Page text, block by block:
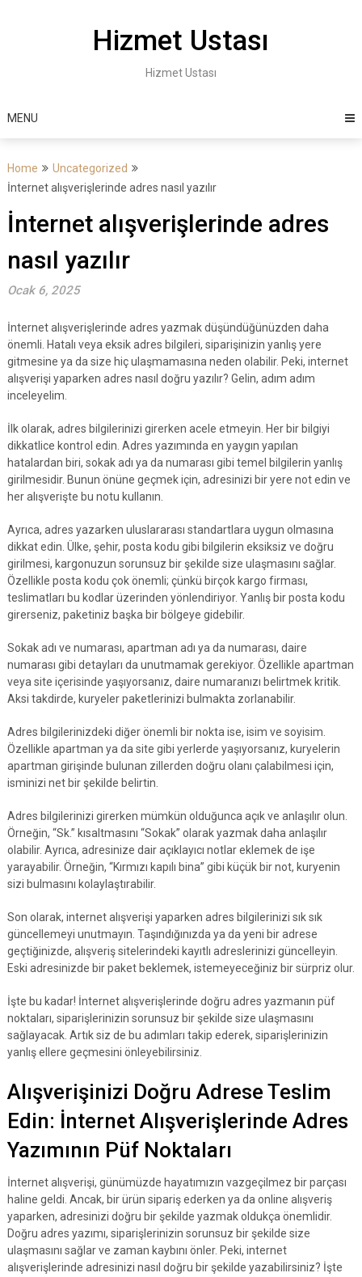
Hizmet Ustası
Hizmet Ustası
MENU
Home
Uncategorized
İnternet alışverişlerinde adres nasıl yazılır
İnternet alışverişlerinde adres
nasıl yazılır
Ocak 6, 2025
İnternet alışverişlerinde adres yazmak düşündüğünüzden daha
önemli. Hatalı veya eksik adres bilgileri, siparişinizin yanlış yere
gitmesine ya da size hiç ulaşmamasına neden olabilir. Peki, internet
alışverişi yaparken adres nasıl doğru yazılır? Gelin, adım adım
inceleyelim.
İlk olarak, adres bilgilerinizi girerken acele etmeyin. Her bir bilgiyi
dikkatlice kontrol edin. Adres yazımında en yaygın yapılan
hatalardan biri, sokak adı ya da numarası gibi temel bilgilerin yanlış
girilmesidir. Bunun önüne geçmek için, adresinizi bir yere not edin ve
her alışverişte bu notu kullanın.
Ayrıca, adres yazarken uluslararası standartlara uygun olmasına
dikkat edin. Ülke, şehir, posta kodu gibi bilgilerin eksiksiz ve doğru
girilmesi, kargonuzun sorunsuz bir şekilde size ulaşmasını sağlar.
Özellikle posta kodu çok önemli; çünkü birçok kargo firması,
teslimatları bu kodlar üzerinden yönlendiriyor. Yanlış bir posta kodu
girerseniz, paketiniz başka bir bölgeye gidebilir.
Sokak adı ve numarası, apartman adı ya da numarası, daire
numarası gibi detayları da unutmamak gerekiyor. Özellikle apartman
veya site içerisinde yaşıyorsanız, daire numaranızı belirtmek kritik.
Aksi takdirde, kuryeler paketlerinizi bulmakta zorlanabilir.
Adres bilgilerinizdeki diğer önemli bir nokta ise, isim ve soyisim.
Özellikle apartman ya da site gibi yerlerde yaşıyorsanız, kuryelerin
apartman girişinde bulunan zillerden doğru olanı çalabilmesi için,
isminizi net bir şekilde belirtin.
Adres bilgilerinizi girerken mümkün olduğunca açık ve anlaşılır olun.
Örneğin, “Sk.” kısaltmasını “Sokak” olarak yazmak daha anlaşılır
olabilir. Ayrıca, adresinize dair açıklayıcı notlar eklemek de işe
yarayabilir. Örneğin, “Kırmızı kapılı bina” gibi küçük bir not, kuryenin
sizi bulmasını kolaylaştırabilir.
Son olarak, internet alışverişi yaparken adres bilgilerinizi sık sık
güncellemeyi unutmayın. Taşındığınızda ya da yeni bir adrese
geçtiğinizde, alışveriş sitelerindeki kayıtlı adreslerinizi güncelleyin.
Eski adresinizde bir paket beklemek, istemeyeceğiniz bir sürpriz olur.
İşte bu kadar! İnternet alışverişlerinde doğru adres yazmanın püf
noktaları, siparişlerinizin sorunsuz bir şekilde size ulaşmasını
sağlayacak. Artık siz de bu adımları takip ederek, siparişlerinizin
yanlış ellere geçmesini önleyebilirsiniz.
Alışverişinizi Doğru Adrese Teslim
Edin: İnternet Alışverişlerinde Adres
Yazımının Püf Noktaları
İnternet alışverişi, günümüzde hayatımızın vazgeçilmez bir parçası
haline geldi. Ancak, bir ürün sipariş ederken ya da online alışveriş
yaparken, adresinizi doğru bir şekilde yazmak oldukça önemlidir.
Doğru adres yazımı, siparişlerinizin sorunsuz bir şekilde size
ulaşmasını sağlar ve zaman kaybını önler. Peki, internet
alışverişlerinde adresinizi nasıl doğru bir şekilde yazabilirsiniz? İşte